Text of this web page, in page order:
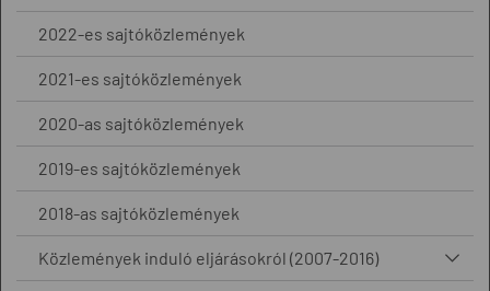
2022-es sajtóközlemények
2021-es sajtóközlemények
2020-as sajtóközlemények
2019-es sajtóközlemények
2018-as sajtóközlemények
Közlemények induló eljárásokról (2007-2016)